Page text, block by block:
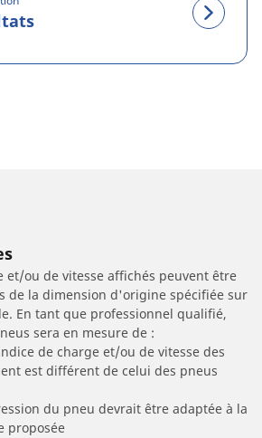
et/ou de vitesse affichés peuvent être
de la dimension d'origine spécifiée sur
En tant que professionnel qualifié,
sera en mesure de :
de charge et/ou de vitesse des
est différent de celui des pneus
du pneu devrait être adaptée à la
proposée